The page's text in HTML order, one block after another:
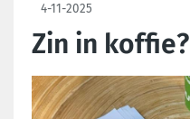
4-11-2025
Zin in koffie?